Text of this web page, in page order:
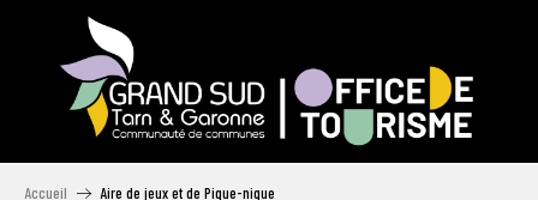
Accueil Aire de jeux et de Pique-nique